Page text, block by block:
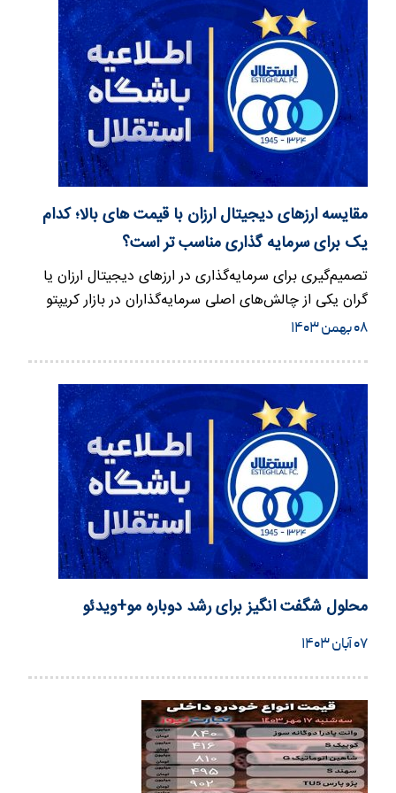
مقایسه ارزهای دیجیتال ارزان با قیمت های بالا؛ کدام
یک برای سرمایه گذاری مناسب تر است؟
تصمیم‌گیری برای سرمایه‌گذاری در ارزهای دیجیتال ارزان یا
گران یکی از چالش‌های اصلی سرمایه‌گذاران در بازار کریپتو
است.…
۰۸ بهمن ۱۴۰۳
محلول شگفت انگیز برای رشد دوباره مو+ویدئو
۰۷ آبان ۱۴۰۳